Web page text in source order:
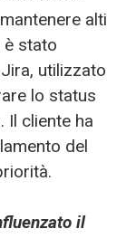
alti
è stato
utilizzato
lo status
Il cliente ha
del
il